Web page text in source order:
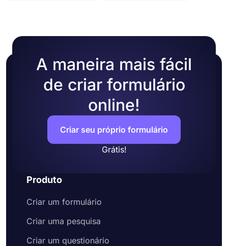
A maneira mais fácil
de criar formulário
online!
Criar seu próprio formulário
Grátis!
Produto
Criar um formulário
Criar uma pesquisa
Criar um questionário